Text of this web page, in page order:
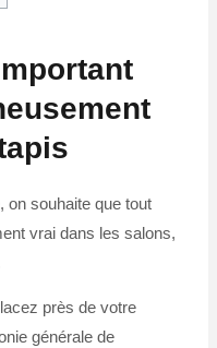
on souhaite que tout
vrai dans les salons,
près de votre
générale de